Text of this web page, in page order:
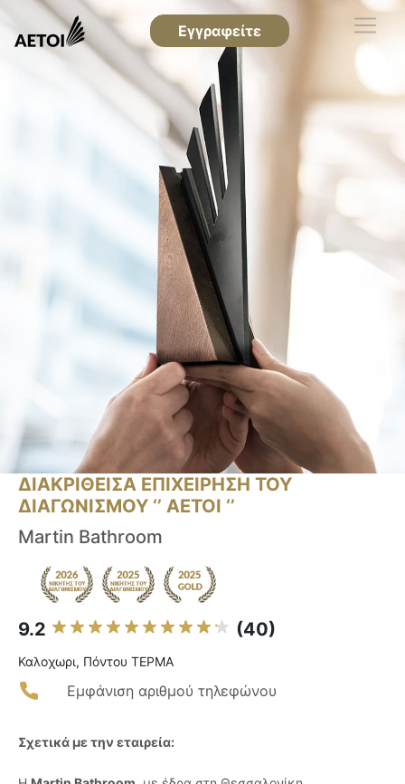
Εγγραφείτε
ΔΙΑΚΡΙΘΕΙΣΑ ΕΠΙΧΕΙΡΗΣΗ ΤΟΥ
ΔΙΑΓΩΝΙΣΜΟΥ ‘’ ΑΕΤΟΙ ‘’
Martin Bathroom
9.2 (40)
Καλοχωρι, Πόντου ΤΕΡΜΑ
Εμφάνιση αριθμού τηλεφώνου
Σχετικά με την εταιρεία: